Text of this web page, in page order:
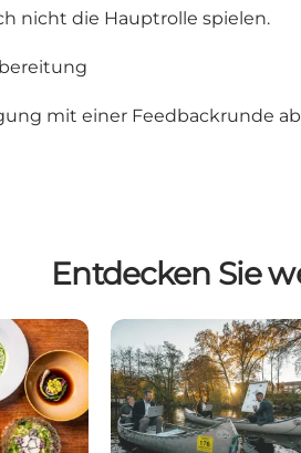
nicht die Hauptrolle spielen.
mit einer Feedbackrunde
Entdecken Sie